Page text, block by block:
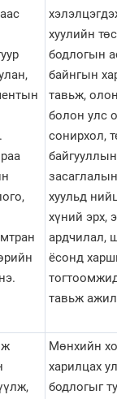
хуулийн
бодлогын
байнгын
тавьж,
болон улс
сонирхол,
байгууллын
хуульд
хүний эрх,
ардчилал,
ёсонд
тавьж
Мөнхийн
харилцах
бодлогыг